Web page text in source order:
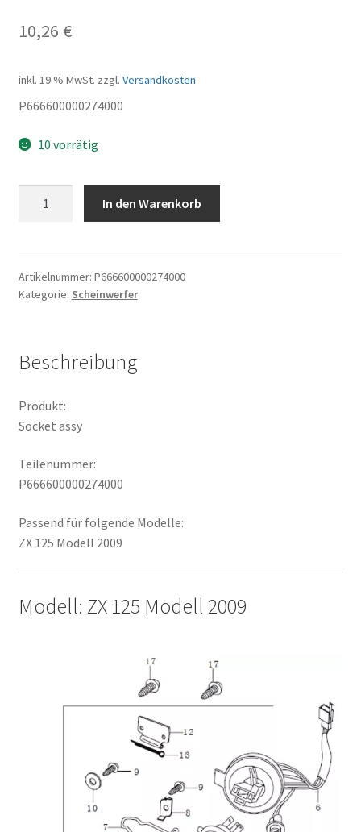
10,26 €
inkl. 19 % MwSt. zzgl. Versandkosten
P666600000274000
10 vorrätig
In den Warenkorb
Artikelnummer: P666600000274000
Kategorie: Scheinwerfer
Beschreibung
Produkt:
Socket assy
Teilenummer:
P666600000274000
Passend für folgende Modelle:
ZX 125 Modell 2009
Modell: ZX 125 Modell 2009